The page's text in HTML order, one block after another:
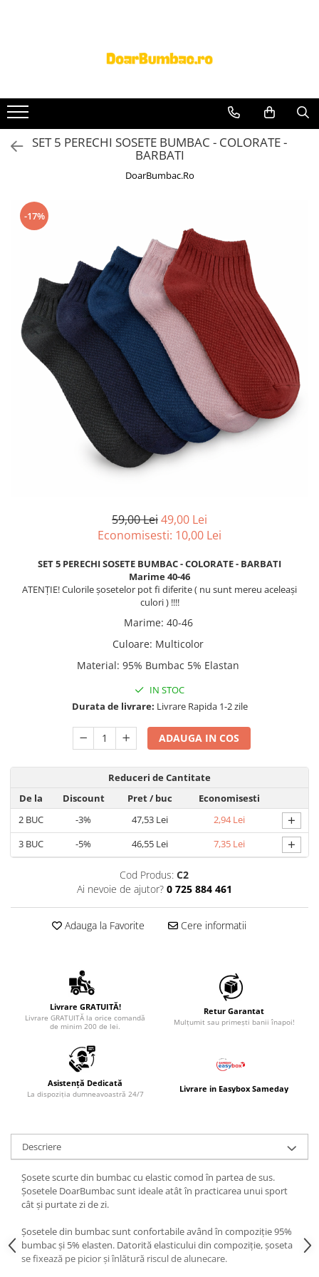
SET 5 Prosoape 100% Bumbac
SET 5 PERECHI SOSETE BUMBAC - COLORATE -
BARBATI
DoarBumbac.Ro
-17%
59,00 Lei49,00 Lei
Economisesti: 10,00 Lei
SET 5 PERECHI SOSETE BUMBAC - COLORATE - BARBATI
Marime 40-46
ATENȚIE! Culorileșosetelor pot fi diferite ( nu sunt mereu aceleași
culori ) !!!!
Marime: 40-46
Culoare: Multicolor
Material: 95% Bumbac 5% Elastan
IN STOC
Durata de livrare: Livrare Rapida 1-2 zile
ADAUGA IN COS
Reduceri de Cantitate
De la
Discount Pret/ buc
Economisesti
2 BUC -3% 47,53 Lei 2,94 Lei +
3 BUC -5% 46,55 Lei 7,35 Lei +
Cod Produs: C2
Ai nevoie de ajutor? 0 725 884 461
Adauga la Favorite Cere informatii
Livrare GRATUITĂ!
Livrare GRATUITĂ la orice comandă
de minim 200 de lei.
Retur Garantat
Mulțumit sau primești banii înapoi!
Asistență Dedicată
La dispoziția dumneavoastră 24/7
Livrare in Easybox Sameday
Descriere
Șosete scurte din bumbac cu elastic comod în partea de sus.
Șosetele DoarBumbac sunt ideale atât în practicarea unui sport
cât și purtate zi de zi.
Șosetele din bumbac sunt confortabile având în compoziție 95%
bumbac și 5% elasten. Datorită elasticului din compoziție, șoseta
se fixează pe picior și înlătură riscul de alunecare.